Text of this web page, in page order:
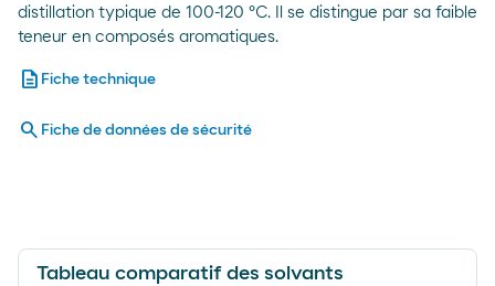
distillation typique de 100-120 ºC. Il se distingue par sa faible
teneur en composés aromatiques.
description Fiche technique
search Fiche de données de sécurité
Tableau comparatif des solvants